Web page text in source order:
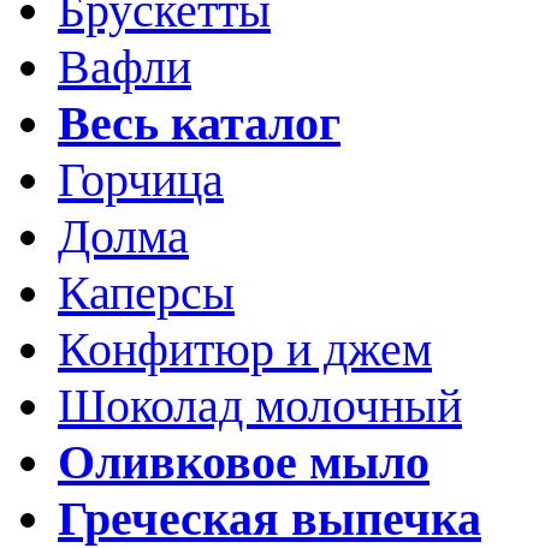
Вафли
Весь каталог
Горчица
Долма
Каперсы
Конфитюр и джем
Шоколад молочный
Оливковое мыло
Греческая выпечка